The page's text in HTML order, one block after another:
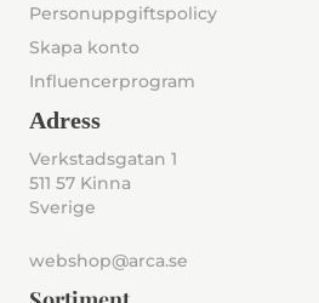
Personuppgiftspolicy
Skapa konto
Influencerprogram
Adress
Verkstadsgatan 1
511 57 Kinna
Sverige
webshop@arca.se